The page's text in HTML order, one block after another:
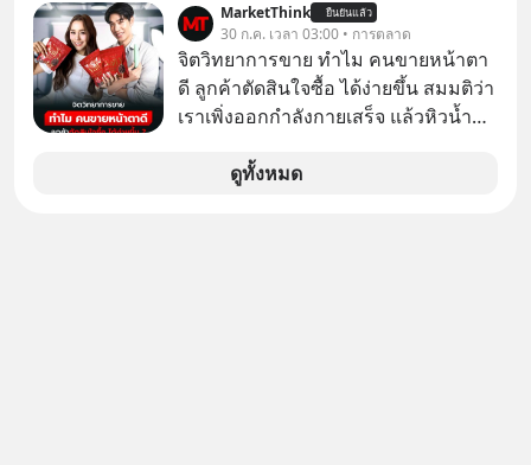
MarketThink ยืนยันแล้ว
30 ก.ค. เวลา 03:00 • การตลาด
จิตวิทยาการขาย ทำไม คนขายหน้าตา
ดี ลูกค้าตัดสินใจซื้อ ได้ง่ายขึ้น สมมติว่า
เราเพิ่งออกกำลังกายเสร็จ แล้วหิวน้ำ
ขายของเหมือนกันทุกอย่าง
ดูทั้งหมด